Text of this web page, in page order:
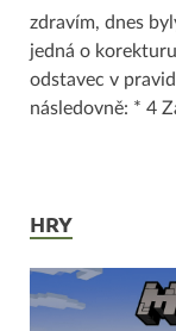
zdravím, dnes
jedná o
odstavec v
následovně: * 4
HRY